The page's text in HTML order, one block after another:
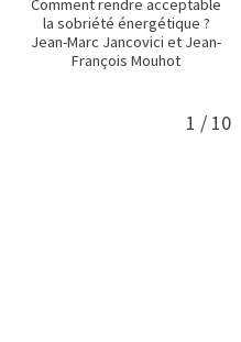
Comment rendre acceptable
la sobriété énergétique ?
Jean-Marc Jancovici et Jean-
François Mouhot
1 / 10